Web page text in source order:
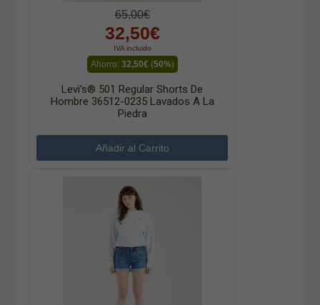
65,00€
32,50€
IVA incluido
Ahorro: 32,50€(50%)
Levi's® 501 Regular Shorts De
Hombre 36512-0235 Lavados A La
Piedra